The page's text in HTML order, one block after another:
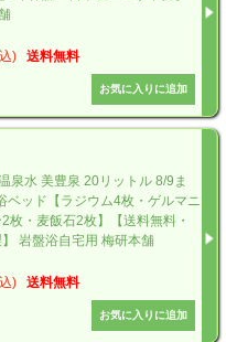
) 送料無料
泉水 美豊泉 20リットル 8/9ま
ベッド【ラジウム4枚・ゲルマニ
枚・麦飯石2枚】【送料無料・
岩盤浴自宅用 梅研本舗
) 送料無料